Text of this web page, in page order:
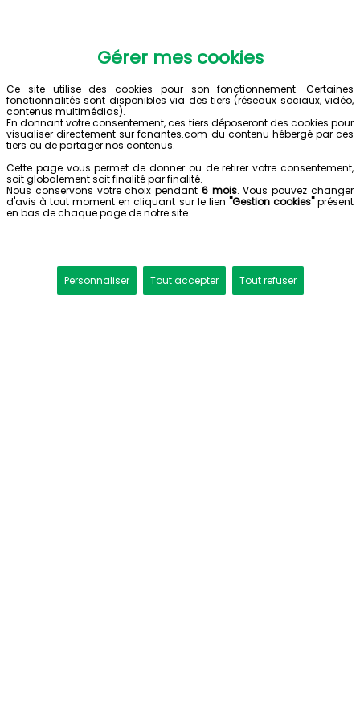
Gérer mes cookies
Ce site utilise des cookies pour son fonctionnement. Certaines
fonctionnalités sont disponibles via des tiers (réseaux sociaux, vidéo,
contenus multimédias).
En donnant votre consentement, ces tiers déposeront des cookies pour
visualiser directement sur fcnantes.com du contenu hébergé par ces
tiers ou de partager nos contenus.
Cette page vous permet de donner ou de retirer votre consentement,
soit globalement soit finalité par finalité.
Nous conservons votre choix pendant 6 mois. Vous pouvez changer
d'avis à tout moment en cliquant sur le lien "Gestion cookies"présent
en bas de chaque page de notre site.
Personnaliser Tout accepter Tout refuser